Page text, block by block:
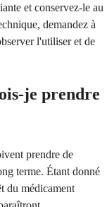
et conservez-le au
demandez à
l'utiliser et de
je prendre
prendre de
terme. Étant donné
du médicament